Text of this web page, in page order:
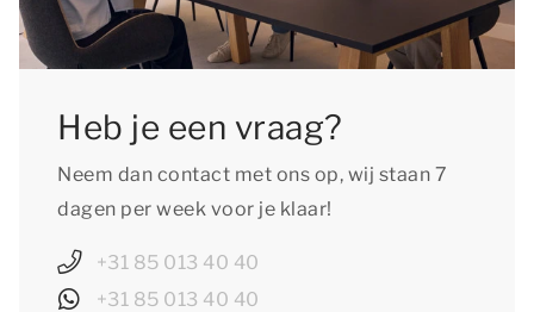
Heb je een vraag?
Neem dan contact met ons op, wij staan 7
dagen per week voor je klaar!
+31 85 013 40 40
+31 85 013 40 40